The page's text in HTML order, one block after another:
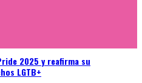
2025 y reafirma su
LGTB+